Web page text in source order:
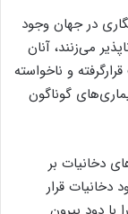
در جهان وجود
می‌زنند، آنان
و ناخواسته
گوناگون
دخانیات بر
دخانیات قرار